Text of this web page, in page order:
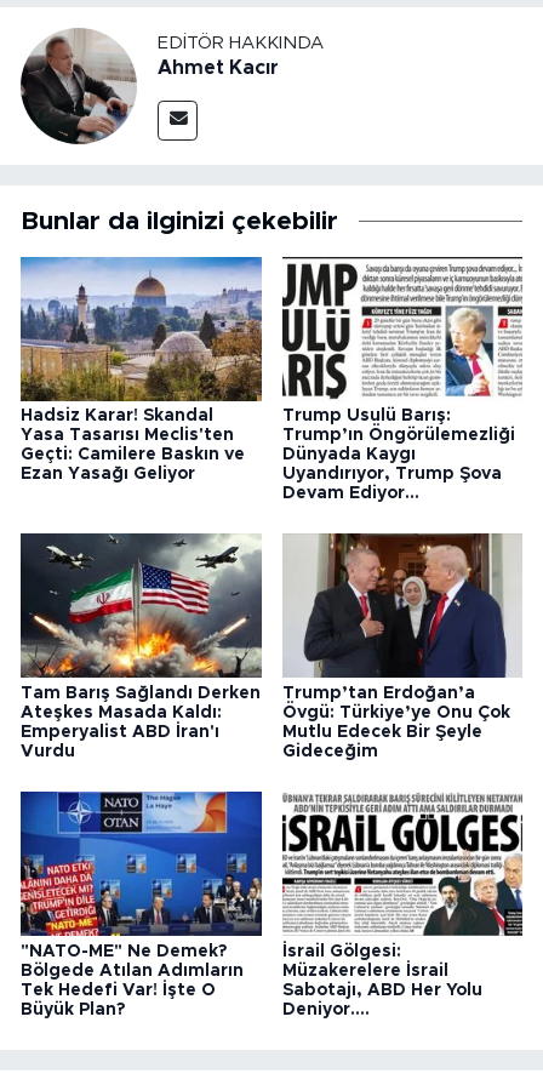
EDITÖR HAKKINDA
Ahmet Kacır
Bunlar da ilginizi çekebilir
Hadsiz Karar! Skandal
Yasa Tasarısı Meclis'ten
Geçti: Camilere Baskın ve
Ezan Yasağı Geliyor
Trump Usulü Barış:
Trump’ın Öngörülemezliği
Dünyada Kaygı
Uyandırıyor, Trump Şova
Devam Ediyor...
Tam Barış Sağlandı Derken
Ateşkes Masada Kaldı:
Emperyalist ABD İran'ı
Vurdu
Trump’tan Erdoğan’a
Övgü: Türkiye’ye Onu Çok
Mutlu Edecek Bir Şeyle
Gideceğim
"NATO-ME" Ne Demek?
Bölgede Atılan Adımların
Tek Hedefi Var! İşte O
Büyük Plan?
İsrail Gölgesi:
Müzakerelere İsrail
Sabotajı, ABD Her Yolu
Deniyor....